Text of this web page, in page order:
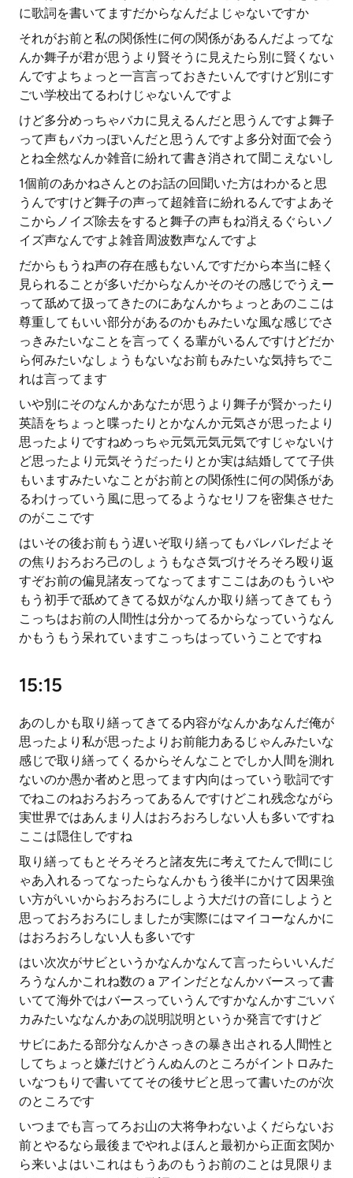
に歌詞を書いてますだからなんだよじゃないですか
それがお前と私の関係性に何の関係があるんだよってな
んか舞子が君が思うより賢そうに見えたら別に賢くない
んですよちょっと一言言っておきたいんですけど別にす
ごい学校出てるわけじゃないんですよ
けど多分めっちゃバカに見えるんだと思うんですよ舞子
って声もバカっぽいんだと思うんですよ多分対面で会う
とね全然なんか雑音に紛れて書き消されて聞こえないし
1個前のあかねさんとのお話の回聞いた方はわかると思
うんですけど舞子の声って超雑音に紛れるんですよあそ
こからノイズ除去をすると舞子の声もね消えるぐらいノ
イズ声なんですよ雑音周波数声なんですよ
だからもうね声の存在感もないんですだから本当に軽く
見られることが多いだからなんかそのその感じでうえー
って舐めて扱ってきたのにあなんかちょっとあのここは
尊重してもいい部分があるのかもみたいな風な感じでさ
っきみたいなことを言ってくる輩がいるんですけどだか
ら何みたいなしょうもないなお前もみたいな気持ちでこ
れは言ってます
いや別にそのなんかあなたが思うより舞子が賢かったり
英語をちょっと喋ったりとかなんか元気さが思ったより
思ったよりですねめっちゃ元気元気元気ですじゃないけ
ど思ったより元気そうだったりとか実は結婚してて子供
もいますみたいなことがお前との関係性に何の関係があ
るわけっていう風に思ってるようなセリフを密集させた
のがここです
はいその後お前もう遅いぞ取り繕ってもバレバレだよそ
の焦りおろおろ己のしょうもなさ気づけそろそろ殴り返
すぞお前の偏見諸友ってなってますここはあのもういや
もう初手で舐めてきてる奴がなんか取り繕ってきてもう
こっちはお前の人間性は分かってるからなっていうなん
かもうもう呆れていますこっちはっていうことですね
15:15
あのしかも取り繕ってきてる内容がなんかあなんだ俺が
思ったより私が思ったよりお前能力あるじゃんみたいな
感じで取り繕ってくるからそんなことでしか人間を測れ
ないのか愚か者めと思ってます内向はっていう歌詞です
でねこのねおろおろってあるんですけどこれ残念ながら
実世界ではあんまり人はおろおろしない人も多いですね
ここは隠住しですね
取り繕ってもとそろそろと諸友先に考えてたんで間にじ
ゃあ入れるってなったらなんかもう後半にかけて因果強
い方がいいからおろおろにしよう大だけの音にしようと
思っておろおろにしましたが実際にはマイコーなんかに
はおろおろしない人も多いです
はい次次がサビというかなんかなんて言ったらいいんだ
ろうなんかこれね数の a アインだとなんかバースって書
いてて海外ではバースっていうんですかなんかすごいバ
カみたいななんかあの説明説明というか発言ですけど
サビにあたる部分なんかさっきの暴き出される人間性と
してちょっと嫌だけどうんぬんのところがイントロみた
いなつもりで書いててその後サビと思って書いたのが次
のところです
いつまでも言ってろお山の大将争わないよくだらないお
前とやるなら最後までやれよほんと最初から正面玄関か
ら来いよはいこれはもうあのもうお前のことは見限りま